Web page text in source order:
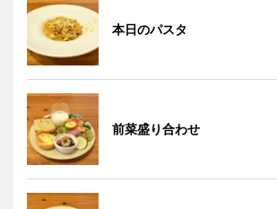
本日のパスタ
前菜盛り合わせ